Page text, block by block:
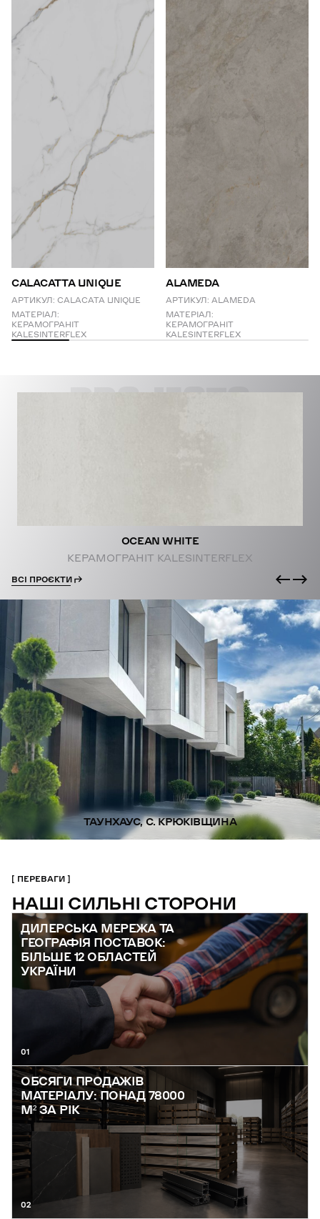
СALACATTA UNIQUE
АРТИКУЛ: CALACATA UNIQUE
МАТЕРІАЛ:
КЕРАМОГРАНІТ
KALESINTERFLEX
ALAMEDA
АРТИКУЛ: ALAMEDA
МАТЕРІАЛ:
КЕРАМОГРАНІТ
KALESINTERFLEX
PROJECTS
OCEAN WHITE
КЕРАМОГРАНІТ KALESINTERFLEX
ВСІ ПРОЄКТИ
ТАУНХАУС, С. КРЮКІВЩИНА
ПЕРЕВАГИ
НАШІ СИЛЬНІ СТОРОНИ
ДИЛЕРСЬКА МЕРЕЖА ТА
ГЕОГРАФІЯ ПОСТАВОК:
БІЛЬШЕ 12 ОБЛАСТЕЙ
УКРАЇНИ
01
ОБСЯГИ ПРОДАЖІВ
МАТЕРІАЛУ: ПОНАД 78000
М² ЗА РІК
02